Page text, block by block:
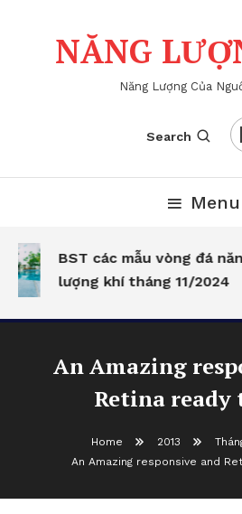
NĂNG
Năng Lượng Của
Search
Menu
BST các mẫu vòng đá
lượng khí tháng 11/2024
An Amazing
Retina ready
Home 2013
An Amazing responsive and